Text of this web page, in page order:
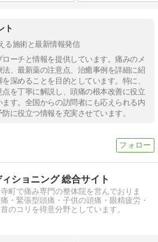
ト
る施術と最新情報発信
ーチと情報を提供しています。痛みのメ
、最新薬の注意点、治癒事例を詳細に紹
深めることを目的としています。特に、
を丁寧に解説し、頭痛の根本改善に役立
す。全国からの訪問者にも応えられる内
に役立つ情報を充実させています。
ショニング 総合サイト
町で痛み専門の整体院を営んでおりま
・緊張型頭痛・子供の頭痛・眼精疲労・
のコリを得意分野としています。